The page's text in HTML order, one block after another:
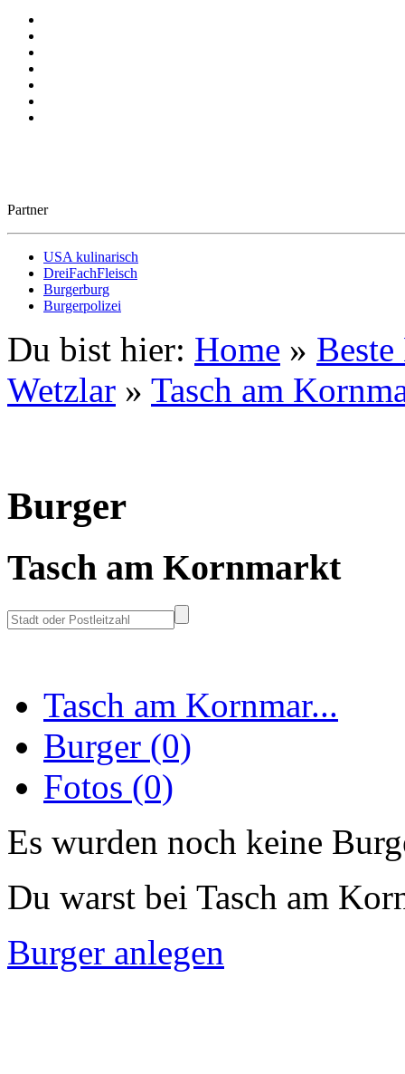
Partner
USA kulinarisch
DreiFachFleisch
Burgerburg
Burgerpolizei
Du bist hier: Home »
Wetzlar » Tasch am
Burger
Tasch am Kornmarkt
Tasch am Kornmar...
Burger (0)
Fotos (0)
Es wurden noch keine
Du warst bei Tasch am
Burger anlegen